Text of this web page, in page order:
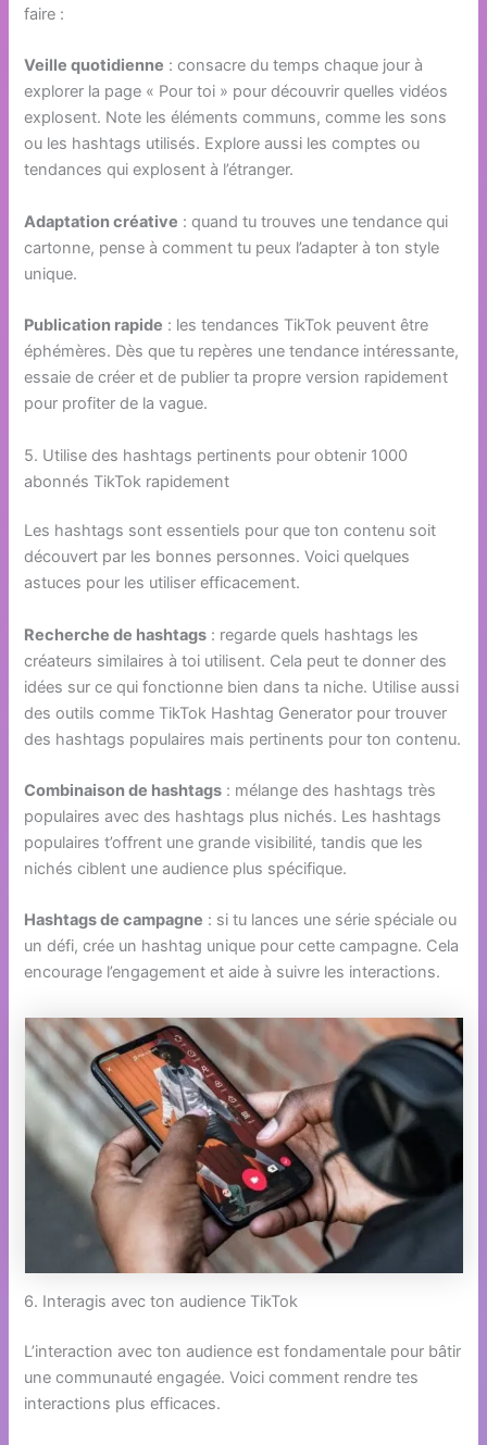
faire :
Veille quotidienne : consacre du temps chaque jour à
explorer la page « Pour toi » pour découvrir quelles vidéos
explosent. Note les éléments communs, comme les sons
ou les hashtags utilisés. Explore aussi les comptes ou
tendances qui explosent à l’étranger.
Adaptation créative : quand tu trouves une tendance qui
cartonne, pense à comment tu peux l’adapter à ton style
unique.
Publication rapide : les tendances TikTok peuvent être
éphémères. Dès que tu repères une tendance intéressante,
essaie de créer et de publier ta propre version rapidement
pour profiter de la vague.
5. Utilise des hashtags pertinents pour obtenir 1000
abonnés TikTok rapidement
Les hashtags sont essentiels pour que ton contenu soit
découvert par les bonnes personnes. Voici quelques
astuces pour les utiliser efficacement.
Recherche de hashtags : regarde quels hashtags les
créateurs similaires à toi utilisent. Cela peut te donner des
idées sur ce qui fonctionne bien dans ta niche. Utilise aussi
des outils comme TikTok Hashtag Generator pour trouver
des hashtags populaires mais pertinents pour ton contenu.
Combinaison de hashtags : mélange des hashtags très
populaires avec des hashtags plus nichés. Les hashtags
populaires t’offrent une grande visibilité, tandis que les
nichés ciblent une audience plus spécifique.
Hashtags de campagne : si tu lances une série spéciale ou
un défi, crée un hashtag unique pour cette campagne. Cela
encourage l’engagement et aide à suivre les interactions.
6. Interagis avec ton audience TikTok
L’interaction avec ton audience est fondamentale pour bâtir
une communauté engagée. Voici comment rendre tes
interactions plus efficaces.